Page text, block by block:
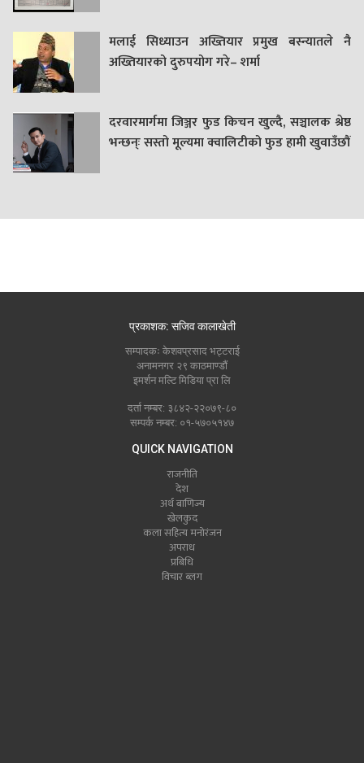
मलाई सिध्याउन अख्तियार प्रमुख बस्न्यातले नै
अख्तियारको दुरुपयोग गरे– शर्मा
दरवारमार्गमा जिञ्जर फुड किचन खुल्दै, सञ्चालक श्रेष्ठ
भन्छन्ः सस्तो मूल्यमा क्वालिटीको फुड हामी खुवाउँछौं
प्रकाशक: सजिव कालाखेती
सम्पादकः केशवप्रसाद भट्टराई
अनामनगर २९ काठमाण्डौं
इमर्शन मल्टि मिडिया प्रा लि
दर्ता नम्बर: ३८४२-२२०७९-८०
सम्पर्क नम्बर: ०१-५७०५१४७
QUICK NAVIGATION
राजनीति
देश
अर्थ बाणिज्य
खेलकुद
कला सहित्य मनोरंजन
अपराध
प्रबिधि
विचार ब्लग